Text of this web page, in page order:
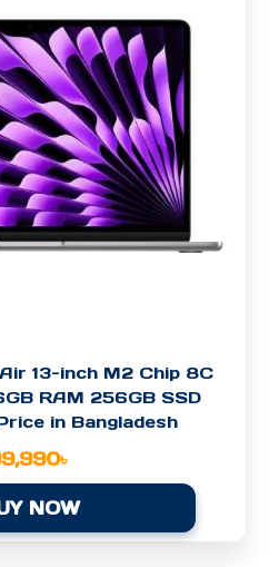
13-inch M2 Chip 8C
RAM 256GB SSD
in Bangladesh
৳
NOW